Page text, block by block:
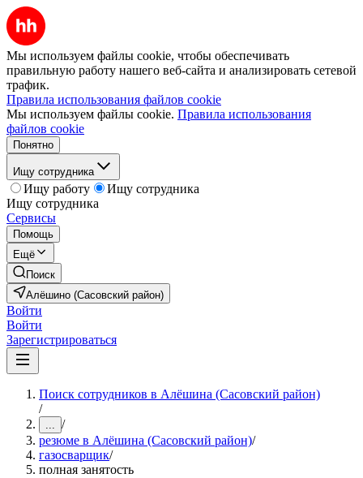
Мы используем файлы cookie, чтобы обеспечивать
правильную работу нашего веб-сайта и анализировать сетевой
трафик.
Правила использования файлов cookie
Мы используем файлы cookie. Правила использования
файлов cookie
Понятно
Ищу сотрудника
Ищу работу
Ищу сотрудника
Ищу сотрудника
Сервисы
Помощь
Ещё
Поиск
Алёшино (Сасовский район)
Войти
Войти
Зарегистрироваться
Поиск сотрудников в Алёшина (Сасовский район)
/
... /
резюме в Алёшина (Сасовский район)/
газосварщик/
полная занятость